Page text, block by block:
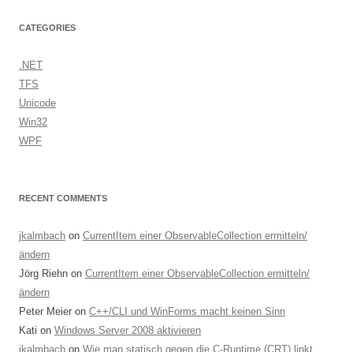
CATEGORIES
.NET
TFS
Unicode
Win32
WPF
RECENT COMMENTS
jkalmbach on CurrentItem einer ObservableCollection ermitteln/
ändern
Jörg Riehn on CurrentItem einer ObservableCollection ermitteln/
ändern
Peter Meier on C++/CLI und WinForms macht keinen Sinn
Kati on Windows Server 2008 aktivieren
jkalmbach on Wie man statisch gegen die C-Runtime (CRT) linkt